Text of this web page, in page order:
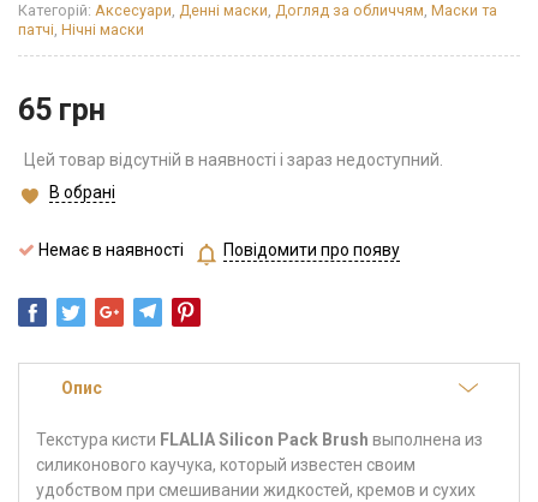
Категорій: Аксесуари, Денні маски, Догляд за обличчям, Маски та
патчі, Нічні маски
65 грн
Цей товар відсутній в наявності і зараз недоступний.
В обрані
Немає в наявності Повідомити про появу
Опис
Текстура кисти FLALIA Silicon Pack Brush выполнена из
силиконового каучука, который известен своим
удобством при смешивании жидкостей, кремов и сухих